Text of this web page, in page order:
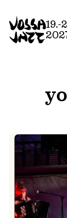
to
content
19.-